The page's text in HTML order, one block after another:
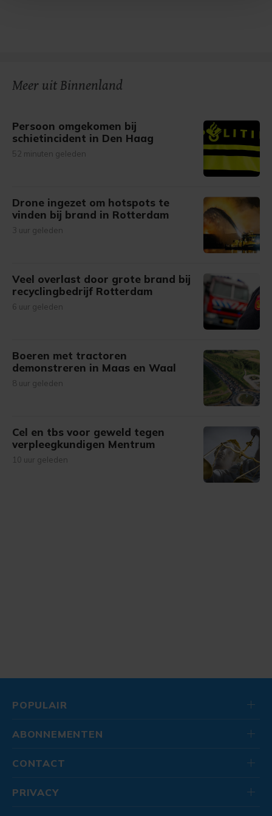
Meer uit Binnenland
Persoon omgekomen bij
schietincident in Den Haag
52 minuten geleden
Drone ingezet om hotspots te
vinden bij brand in Rotterdam
3 uur geleden
Veel overlast door grote brand bij
recyclingbedrijf Rotterdam
6 uur geleden
Boeren met tractoren
demonstreren in Maas en Waal
8 uur geleden
Cel en tbs voor geweld tegen
verpleegkundigen Mentrum
10 uur geleden
POPULAIR
ABONNEMENTEN
CONTACT
PRIVACY